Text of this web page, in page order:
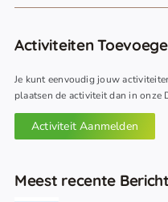
Activiteiten
Je kunt eenvoudig jouw
plaatsen de activiteit dan in onze
Activiteit Aanmelden
Meest recente